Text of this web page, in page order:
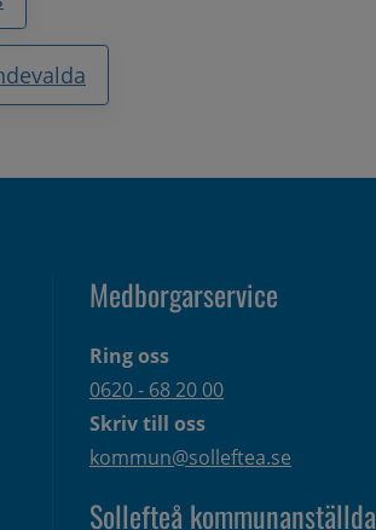
Medborgarservice
Ring oss
0620 - 68 20 00
Skriv till oss
kommun@solleftea.se
Sollefteå kommunanställda